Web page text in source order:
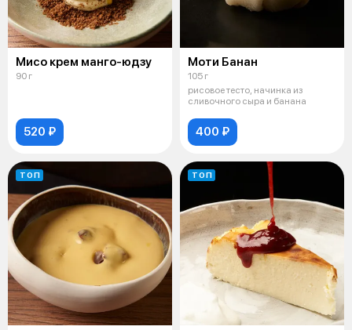
Мисо крем манго-юдзу
90 г
520 ₽
Моти Банан
105 г
рисовое тесто, начинка из
сливочного сыра и банана
400 ₽
ТОП ТОП